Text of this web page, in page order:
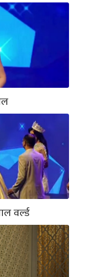
वर्ल्ड